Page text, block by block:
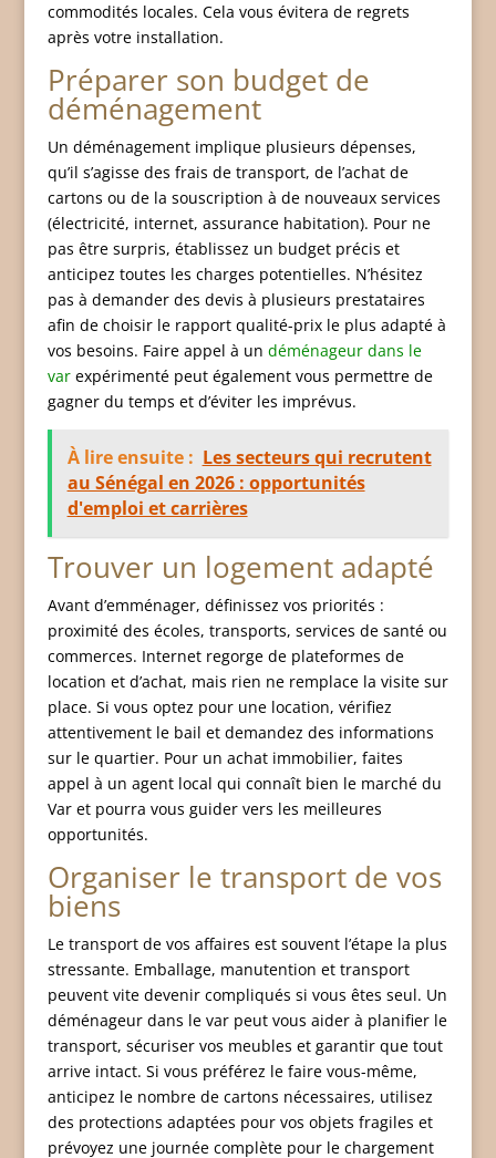
commodités locales. Cela vous évitera de regrets
après votre installation.
Préparer son budget de
déménagement
Un déménagement implique plusieurs dépenses,
qu’il s’agisse des frais de transport, de l’achat de
cartons ou de la souscription à de nouveaux services
(électricité, internet, assurance habitation). Pour ne
pas être surpris, établissez un budget précis et
anticipez toutes les charges potentielles. N’hésitez
pas à demander des devis à plusieurs prestataires
afin de choisir le rapport qualité-prix le plus adapté à
vos besoins. Faire appel à un déménageur dans le
varexpérimenté peut également vous permettre de
gagner du temps et d’éviter les imprévus.
À lire ensuite : Les secteurs qui recrutent
au Sénégal en 2026 : opportunités
d'emploi et carrières
Trouver un logement adapté
Avant d’emménager, définissez vos priorités :
proximité des écoles, transports, services de santé ou
commerces. Internet regorge de plateformes de
location et d’achat, mais rien ne remplace la visite sur
place. Si vous optez pour une location, vérifiez
attentivement le bail et demandez des informations
sur le quartier. Pour un achat immobilier, faites
appel à un agent local qui connaît bien le marché du
Var et pourra vous guider vers les meilleures
opportunités.
Organiser le transport de vos
biens
Le transport de vos affaires est souvent l’étape la plus
stressante. Emballage, manutention et transport
peuvent vite devenir compliqués si vous êtes seul. Un
déménageur dans le var peut vous aider à planifier le
transport, sécuriser vos meubles et garantir que tout
arrive intact. Si vous préférez le faire vous-même,
anticipez le nombre de cartons nécessaires, utilisez
des protections adaptées pour vos objets fragiles et
prévoyez une journée complète pour le chargement